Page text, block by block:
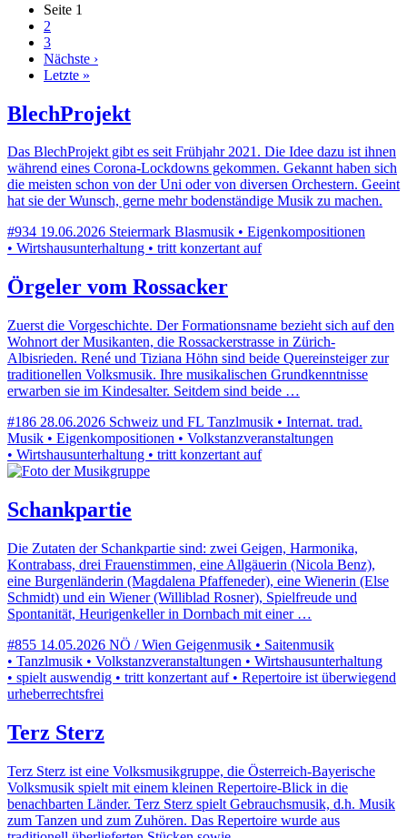
Seite 1
2
3
Nächste ›
Letzte »
BlechProjekt
Das BlechProjekt gibt es seit Frühjahr 2021. Die Idee dazu ist ihnen
während eines Corona-Lockdowns gekommen. Gekannt haben sich
die meisten schon von der Uni oder von diversen Orchestern. Geeint
hat sie der Wunsch, gerne mehr bodenständige Musik zu machen.
#934 19.06.2026 Steiermark Blasmusik • Eigenkompositionen
• Wirtshausunterhaltung • tritt konzertant auf
Örgeler vom Rossacker
Zuerst die Vorgeschichte. Der Formationsname bezieht sich auf den
Wohnort der Musikanten, die Rossackerstrasse in Zürich-
Albisrieden. René und Tiziana Höhn sind beide Quereinsteiger zur
traditionellen Volksmusik. Ihre musikalischen Grundkenntnisse
erwarben sie im Kindesalter. Seitdem sind beide …
#186 28.06.2026 Schweiz und FL Tanzlmusik • Internat. trad.
Musik • Eigenkompositionen • Volkstanzveranstaltungen
• Wirtshausunterhaltung • tritt konzertant auf
Schankpartie
Die Zutaten der Schankpartie sind: zwei Geigen, Harmonika,
Kontrabass, drei Frauenstimmen, eine Allgäuerin (Nicola Benz),
eine Burgenländerin (Magdalena Pfaffeneder), eine Wienerin (Else
Schmidt) und ein Wiener (Williblad Rosner), Spielfreude und
Spontanität, Heurigenkeller in Dornbach mit einer …
#855 14.05.2026 NÖ / Wien Geigenmusik • Saitenmusik
• Tanzlmusik • Volkstanzveranstaltungen • Wirtshausunterhaltung
• spielt auswendig • tritt konzertant auf • Repertoire ist überwiegend
urheberrechtsfrei
Terz Sterz
Terz Sterz ist eine Volksmusikgruppe, die Österreich-Bayerische
Volksmusik spielt mit einem kleinen Repertoire-Blick in die
benachbarten Länder. Terz Sterz spielt Gebrauchsmusik, d.h. Musik
zum Tanzen und zum Zuhören. Das Repertoire wurde aus